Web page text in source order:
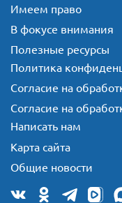
Имеем право
В фокусе внимания
Полезные ресурсы
Политика
Согласие на
Согласие на
Написать нам
Карта сайта
Общие новости